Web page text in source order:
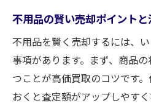
不用品の賢い売却ポイント
不用品を賢く売却するには、
事項があります。まず、商品
つことが高価買取のコツです
おくと査定額がアップしやすく